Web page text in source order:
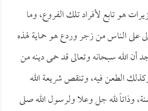
هو تابع لأفراد تلك الفروع، وما
على الناس من زجر وردع هو حماية لهذه
أن الله سبحانه وتعالى قد حمى دينه من
الطعن فيه، وتنقص شريعة الله
وذاتاً لله جل وعلا ولرسول الله صلى